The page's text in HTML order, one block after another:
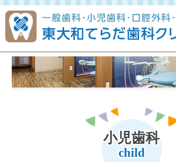
小児歯科
child